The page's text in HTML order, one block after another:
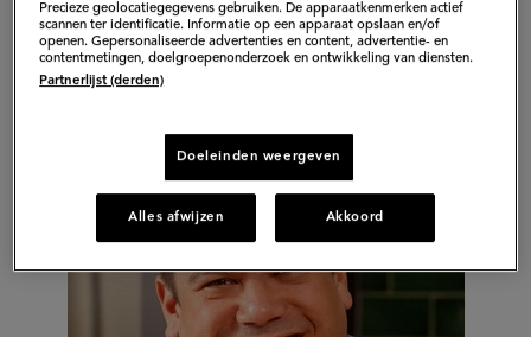
Precieze geolocatiegegevens gebruiken. De apparaatkenmerken actief
scannen ter identificatie. Informatie op een apparaat opslaan en/of
openen. Gepersonaliseerde advertenties en content, advertentie- en
contentmetingen, doelgroepenonderzoek en ontwikkeling van diensten.
Partnerlijst (derden)
Doeleinden weergeven
Alles afwijzen Akkoord